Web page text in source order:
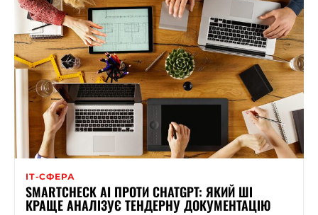
ІТ-СФЕРА
SMARTCHECK AI ПРОТИ CHATGPT: ЯКИЙ ШІ
КРАЩЕ АНАЛІЗУЄ ТЕНДЕРНУ ДОКУМЕНТАЦІЮ